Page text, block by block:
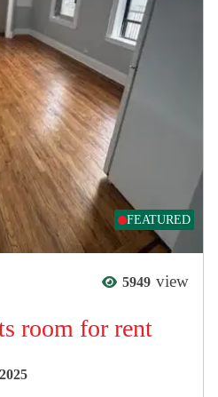
FEATURED
5949 view
room for rent